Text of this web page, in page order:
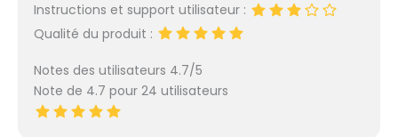
Instructions et support utilisateur :
Qualité du produit :
Notes des utilisateurs 4.7/5
Note de 4.7 pour 24 utilisateurs